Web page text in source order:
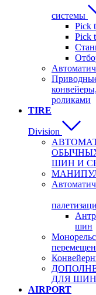
системы
Pick
Pick
роликами
TIRE
Division
ШИН И
шин
ДЛЯ
AIRPORT